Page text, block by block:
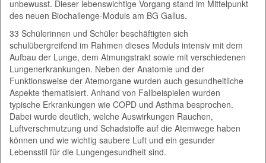
unbewusst. Dieser lebenswichtige Vorgang stand im Mittelpunkt
des neuen Biochallenge-Moduls am BG Gallus.
33 Schülerinnen und Schüler beschäftigten sich
schulübergreifend im Rahmen dieses Moduls intensiv mit dem
Aufbau der Lunge, dem Atmungstrakt sowie mit verschiedenen
Lungenerkrankungen. Neben der Anatomie und der
Funktionsweise der Atemorgane wurden auch gesundheitliche
Aspekte thematisiert. Anhand von Fallbeispielen wurden
typische Erkrankungen wie COPD und Asthma besprochen.
Dabei wurde deutlich, welche Auswirkungen Rauchen,
Luftverschmutzung und Schadstoffe auf die Atemwege haben
können und wie wichtig saubere Luft und ein gesunder
Lebensstil für die Lungengesundheit sind.